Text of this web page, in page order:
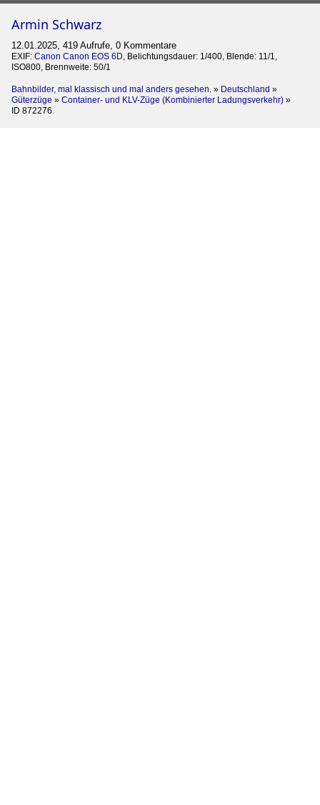
Armin Schwarz
12.01.2025, 419 Aufrufe, 0 Kommentare
EXIF: Canon Canon EOS 6D , Belichtungsdauer: 1/400, Blende: 11/1,
ISO800, Brennweite: 50/1
Bahnbilder, mal klassisch und mal anders gesehen. » Deutschland »
Güterzüge » Container- und KLV-Züge (Kombinierter Ladungsverkehr) »
ID 872276